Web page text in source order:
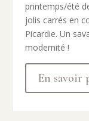
printemps/été
jolis carrés en
Picardie. Un
modernité !
En savoir